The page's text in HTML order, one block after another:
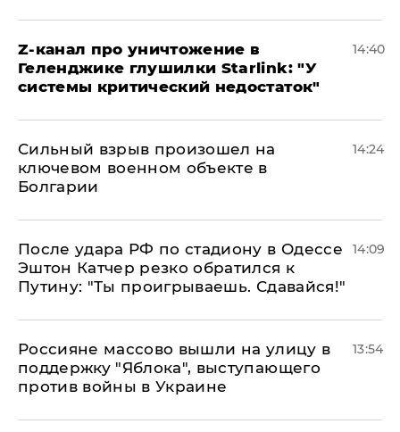
Z-канал про уничтожение в
Геленджике глушилки Starlink: "У
системы критический недостаток"
14:40
Сильный взрыв произошел на
ключевом военном объекте в
Болгарии
14:24
После удара РФ по стадиону в Одессе
Эштон Катчер резко обратился к
Путину: "Ты проигрываешь. Сдавайся!"
14:09
Россияне массово вышли на улицу в
поддержку "Яблока", выступающего
против войны в Украине
13:54